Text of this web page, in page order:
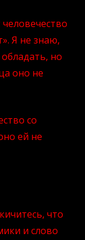
Я не знаю,
но
оно не
со
ей не
что
и слово